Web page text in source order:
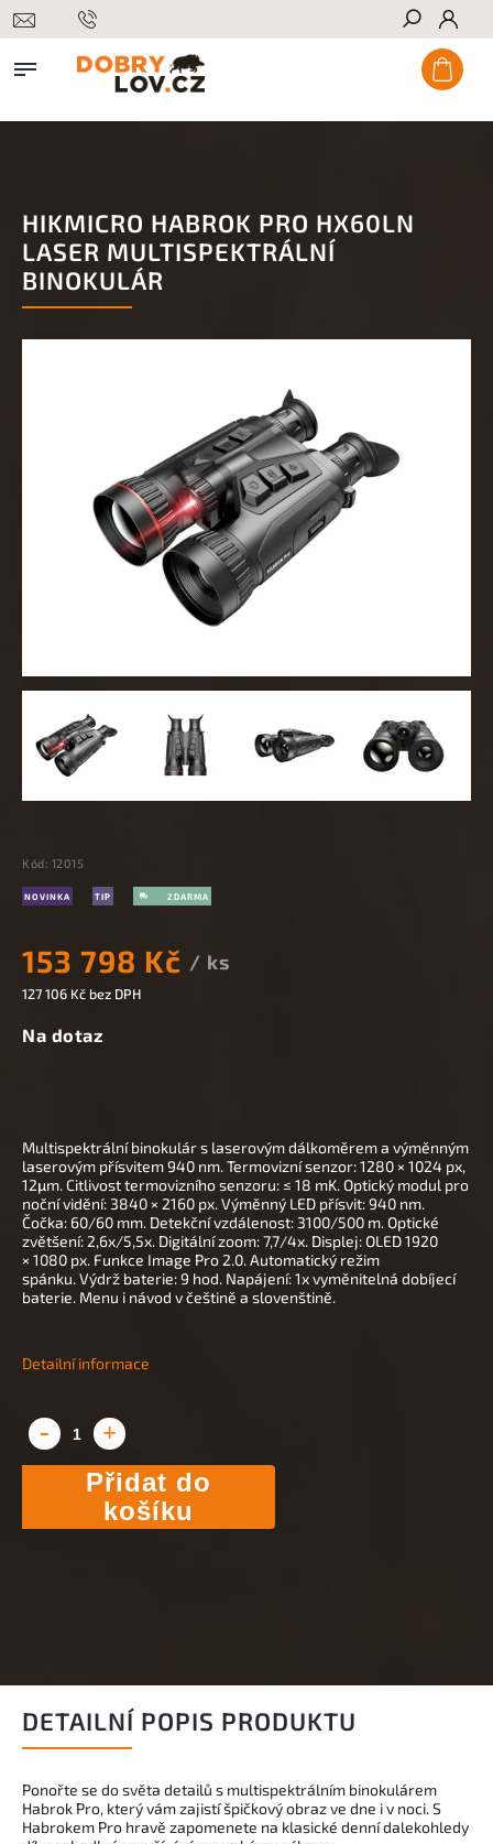
Hledat
HIKMICRO HABROK PRO HX60LN
LASER MULTISPEKTRÁLNÍ
BINOKULÁR
Kód: 12015
NOVINKA TIP
153 798 Kč / ks
127 106 Kč bez DPH
Na dotaz
Přidat do
košíku
Multispektrální binokulár s laserovým dálkoměrem a výměnným
laserovým přísvitem 940 nm. Termovizní senzor: 1280 × 1024 px,
12μm. Citlivost termovizního senzoru: ≤ 18 mK. Optický modul pro
noční vidění: 3840 × 2160 px. Výměnný LED přísvit: 940 nm.
Čočka: 60/60 mm. Detekční vzdálenost: 3100/500 m. Optické
zvětšení: 2,6x/5,5x. Digitální zoom: 7,7/4x. Displej: OLED 1920
× 1080 px. Funkce Image Pro 2.0. Automatický režim
spánku. Výdrž baterie: 9 hod. Napájení:1x vyměnitelná dobíjecí
baterie. Menu i návod v češtině a slovenštině.
Detailní informace
DETAILNÍ POPIS PRODUKTU
Ponořte se do světa detailů s multispektrálním binokulárem
Habrok Pro, který vám zajistí špičkový obraz ve dne i v noci. S
Habrokem Pro hravě zapomenete na klasické denní dalekohledy